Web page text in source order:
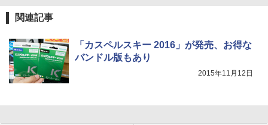
関連記事
「カスペルスキー 2016」が発売、お得な
バンドル版もあり
2015年11月12日